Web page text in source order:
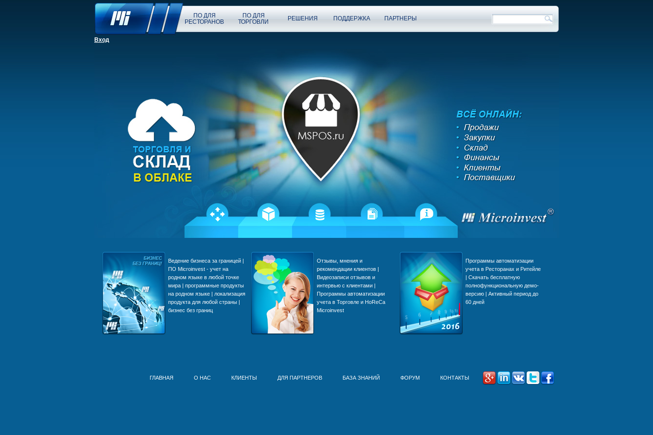
ПО ДЛЯ
РЕСТОРАНОВ
ПО ДЛЯ
ТОРГОВЛИ
РЕШЕНИЯ ПОДДЕРЖКА ПАРТНЕРЫ
Вход
Ведение бизнеса за границей |
ПО Microinvest - учет на
родном языке в любой точке
мира | программные продукты
на родном языке | локализация
продукта для любой страны |
бизнес без границ
Отзывы, мнения и
рекомендации клиентов |
Видеозаписи отзывов и
интервью с клиентами |
Программы автоматизации
учета в Торговле и HoReCa
Microinvest
Программы автоматизации
учета в Ресторанах и Ритейле
| Скачать бесплатную
полнофункциональную демо-
версию | Активный период до
60 дней
ГЛАВНАЯ О НАС КЛИЕНТЫ ДЛЯ ПАРТНЕРОВ БАЗА ЗНАНИЙ ФОРУМ КОНТАКТЫ